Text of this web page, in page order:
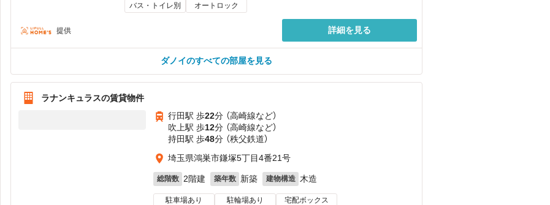
バス・トイレ別 オートロック
提供 詳細を見る
ダノイのすべての部屋を見る
ラナンキュラスの賃貸物件
行田駅 歩22分 （高崎線など）
吹上駅 歩12分 （高崎線など）
持田駅 歩48分 （秩父鉄道）
埼玉県鴻巣市鎌塚5丁目4番21号
総階数 2階建 築年数 新築 建物構造 木造
駐車場あり 駐輪場あり 宅配ボックス